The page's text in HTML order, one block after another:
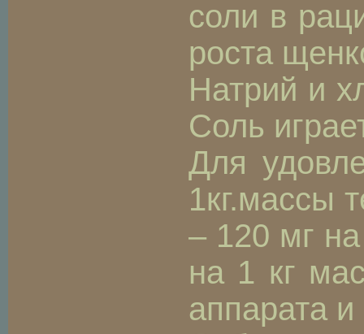
соли в
роста
Натрий и
Соль
Для
1кг.массы
– 120 мг
на 1 кг
аппарата